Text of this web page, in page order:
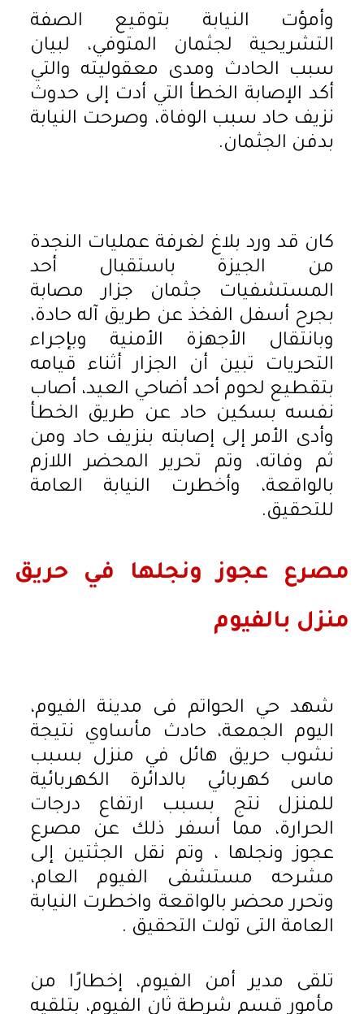
وأمؤت النيابة بتوقيع الصفة
التشريحية لجثمان المتوفي، لبيان
سبب الحادث ومدى معقوليته والتي
أكد الإصابة الخطأ التي أدت إلى حدوث
نزيف حاد سبب الوفاة، وصرحت النيابة
بدفن الجثمان.
كان قد ورد بلاغ لغرفة عمليات النجدة
من الجيزة باستقبال أحد
المستشفيات جثمان جزار مصابة
بجرح أسفل الفخذ عن طريق آله حادة،
وبانتقال الأجهزة الأمنية وبإجراء
التحريات تبين أن الجزار أثناء قيامه
بتقطيع لحوم أحد أضاحي العيد، أصاب
نفسه بسكين حاد عن طريق الخطأ
وأدى الأمر إلى إصابته بنزيف حاد ومن
ثم وفاته، وتم تحرير المحضر اللازم
بالواقعة، وأخطرت النيابة العامة
للتحقيق.
مصرع عجوز ونجلها في حريق
منزل بالفيوم
شهد حي الحواتم فى مدينة الفيوم،
اليوم الجمعة، حادث مأساوي نتيجة
نشوب حريق هائل في منزل بسبب
ماس كهربائي بالدائرة الكهربائية
للمنزل نتج بسبب ارتفاع درجات
الحرارة، مما أسفر ذلك عن مصرع
عجوز ونجلها ، وتم نقل الجثتين إلى
مشرحه مستشفى الفيوم العام،
وتحرر محضر بالواقعة واخطرت النيابة
العامة التى تولت التحقيق .
تلقى مدير أمن الفيوم، إخطارًا من
مأمور قسم شرطة ثان الفيوم، بتلقيه